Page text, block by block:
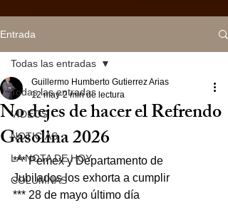
Entrada
Todas las entradas
VIDEOS
NOTICIAS
LA NOTA DE HOY
COLUMNAS
Todas las entradas
No dejes de hacer el Refrendo
Gasolina 2026
Guillermo Humberto Gutierrez Arias
12 may 2 min de lectura
*** Pemex y Departamento de
Jubilados los exhorta a cumplir
*** 28 de mayo último día